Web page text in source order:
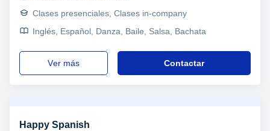
Clases presenciales, Clases in-company
Inglés, Español, Danza, Baile, Salsa, Bachata
ver más Contactar
Happy Spanish